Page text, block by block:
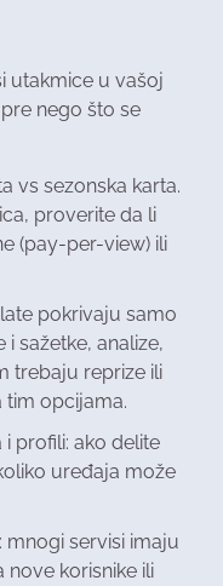
utakmice u vašoj
nego što se
vs sezonska karta.
proverite da li
(pay-per-view) ili
pokrivaju samo
sažetke, analize,
trebaju reprize ili
tim opcijama.
profili: ako delite
uređaja može
servisi imaju
korisnike ili